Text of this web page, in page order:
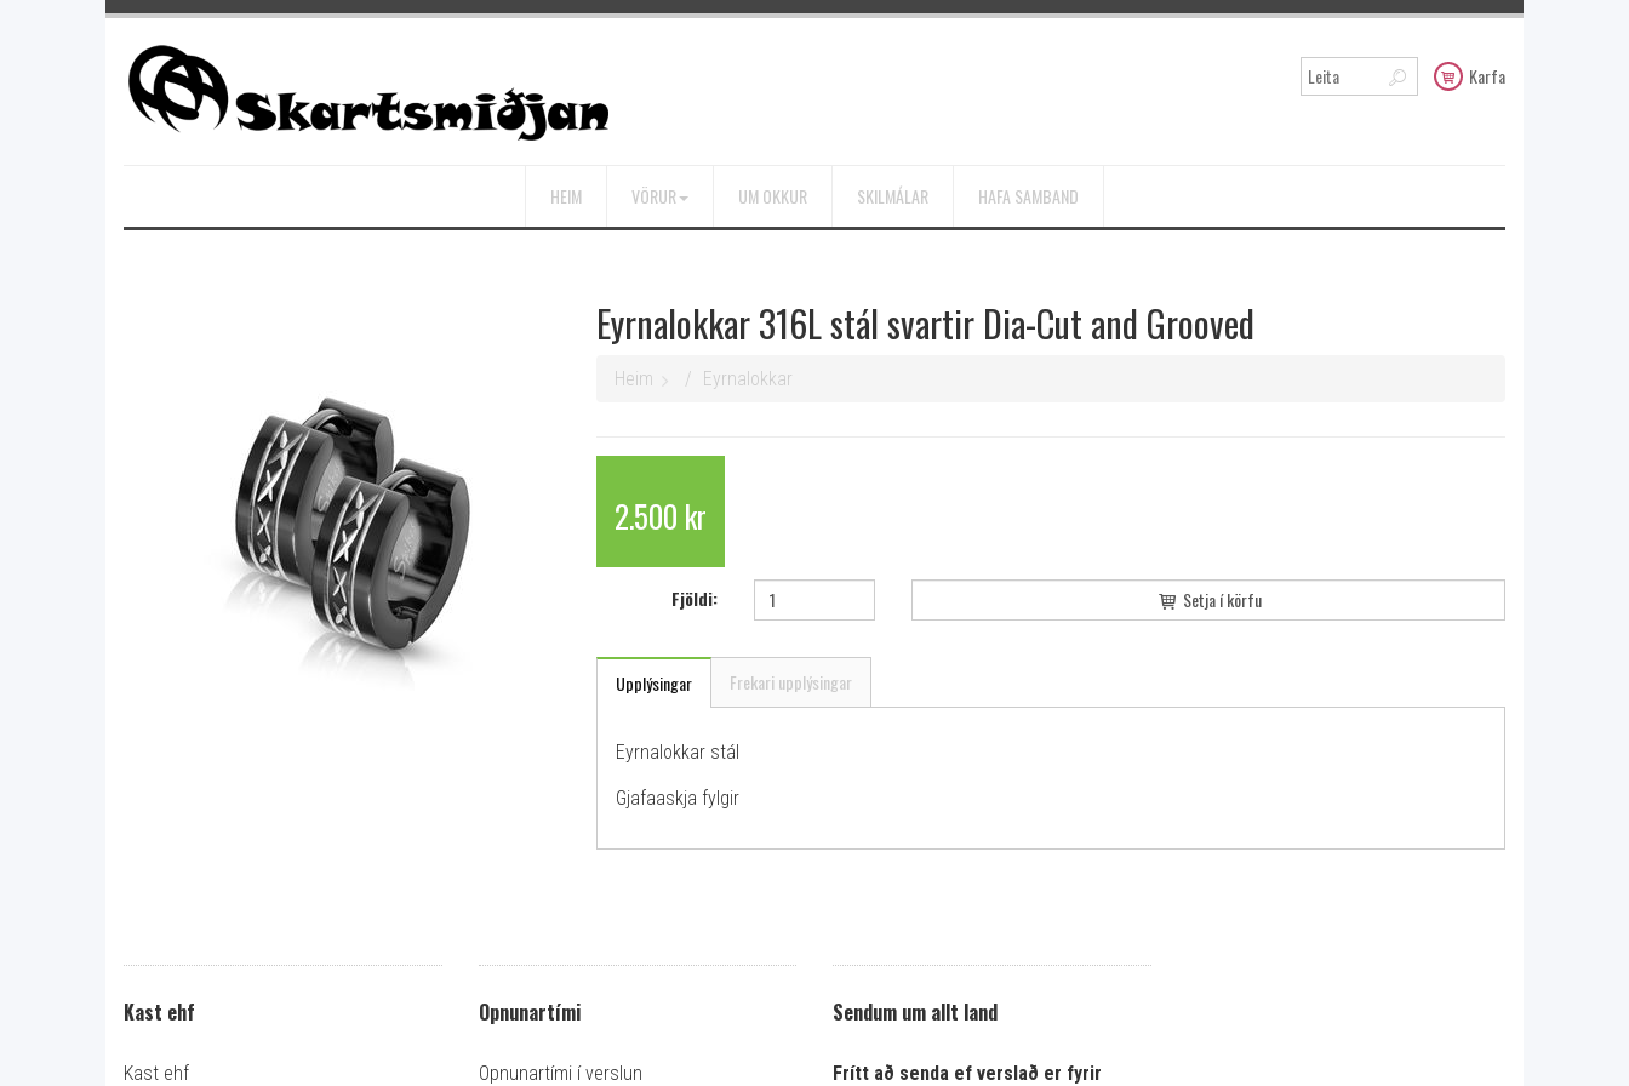
Karfa
HEIM VÖRUR UM OKKUR SKILMÁLAR HAFA SAMBAND
Eyrnalokkar 316L stál svartir Dia-Cut and Grooved
Heim Eyrnalokkar
2.500 kr
Fjöldi: Setja í körfu
Upplýsingar Frekari upplýsingar
Eyrnalokkar stál
Gjafaaskja fylgir
Kast ehf
Kast ehf
Opnunartími
Opnunartími í verslun
Sendum um allt land
Frítt að senda ef verslað er fyrir